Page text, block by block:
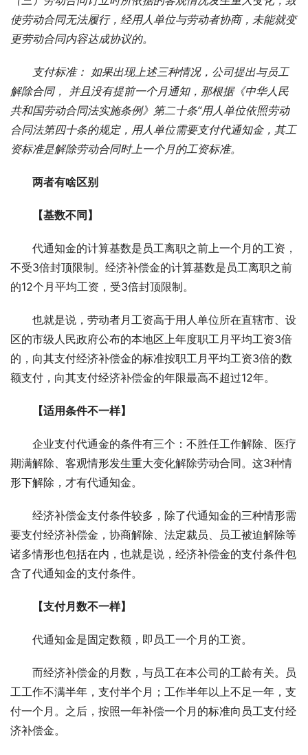
使劳动合同无法履行，经用人单位与劳动者协商，未能就变
更劳动合同内容达成协议的。
支付标准： 如果出现上述三种情况，公司提出与员工
解除合同， 并且没有提前一个月通知，那根据《中华人民
共和国劳动合同法实施条例》第二十条“用人单位依照劳动
合同法第四十条的规定，用人单位需要支付代通知金，其工
资标准是解除劳动合同时上一个月的工资标准。
两者有啥区别
【基数不同】
代通知金的计算基数是员工离职之前上一个月的工资，
不受3倍封顶限制。经济补偿金的计算基数是员工离职之前
的12个月平均工资，受3倍封顶限制。
也就是说，劳动者月工资高于用人单位所在直辖市、设
区的市级人民政府公布的本地区上年度职工月平均工资3倍
的，向其支付经济补偿金的标准按职工月平均工资3倍的数
额支付，向其支付经济补偿金的年限最高不超过12年。
【适用条件不一样】
企业支付代通金的条件有三个：不胜任工作解除、医疗
期满解除、客观情形发生重大变化解除劳动合同。这3种情
形下解除，才有代通知金。
经济补偿金支付条件较多，除了代通知金的三种情形需
要支付经济补偿金，协商解除、法定裁员、员工被迫解除等
诸多情形也包括在内，也就是说，经济补偿金的支付条件包
含了代通知金的支付条件。
【支付月数不一样】
代通知金是固定数额，即员工一个月的工资。
而经济补偿金的月数，与员工在本公司的工龄有关。员
工工作不满半年，支付半个月；工作半年以上不足一年，支
付一个月。之后，按照一年补偿一个月的标准向员工支付经
济补偿金。